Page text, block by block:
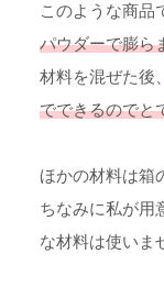
このような商品
パウダーで膨ら
材料を混ぜた後、
でできるのでと
ほかの材料は箱
ちなみに私が用
な材料は使いま